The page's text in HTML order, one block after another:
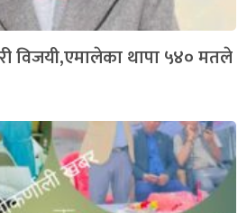
विजयी,एमालेका थापा ५४० मतले